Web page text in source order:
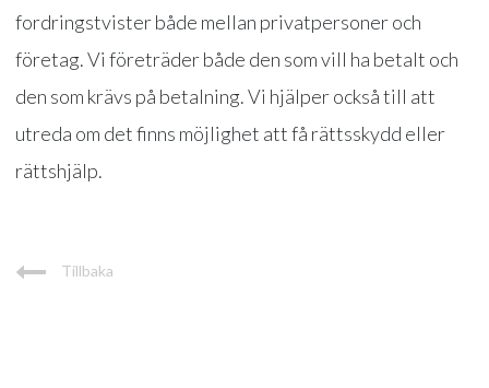
fordringstvister både mellan privatpersoner och
företag. Vi företräder både den som vill ha betalt och
den som krävs på betalning. Vi hjälper också till att
utreda om det finns möjlighet att få rättsskydd eller
rättshjälp.
Tillbaka